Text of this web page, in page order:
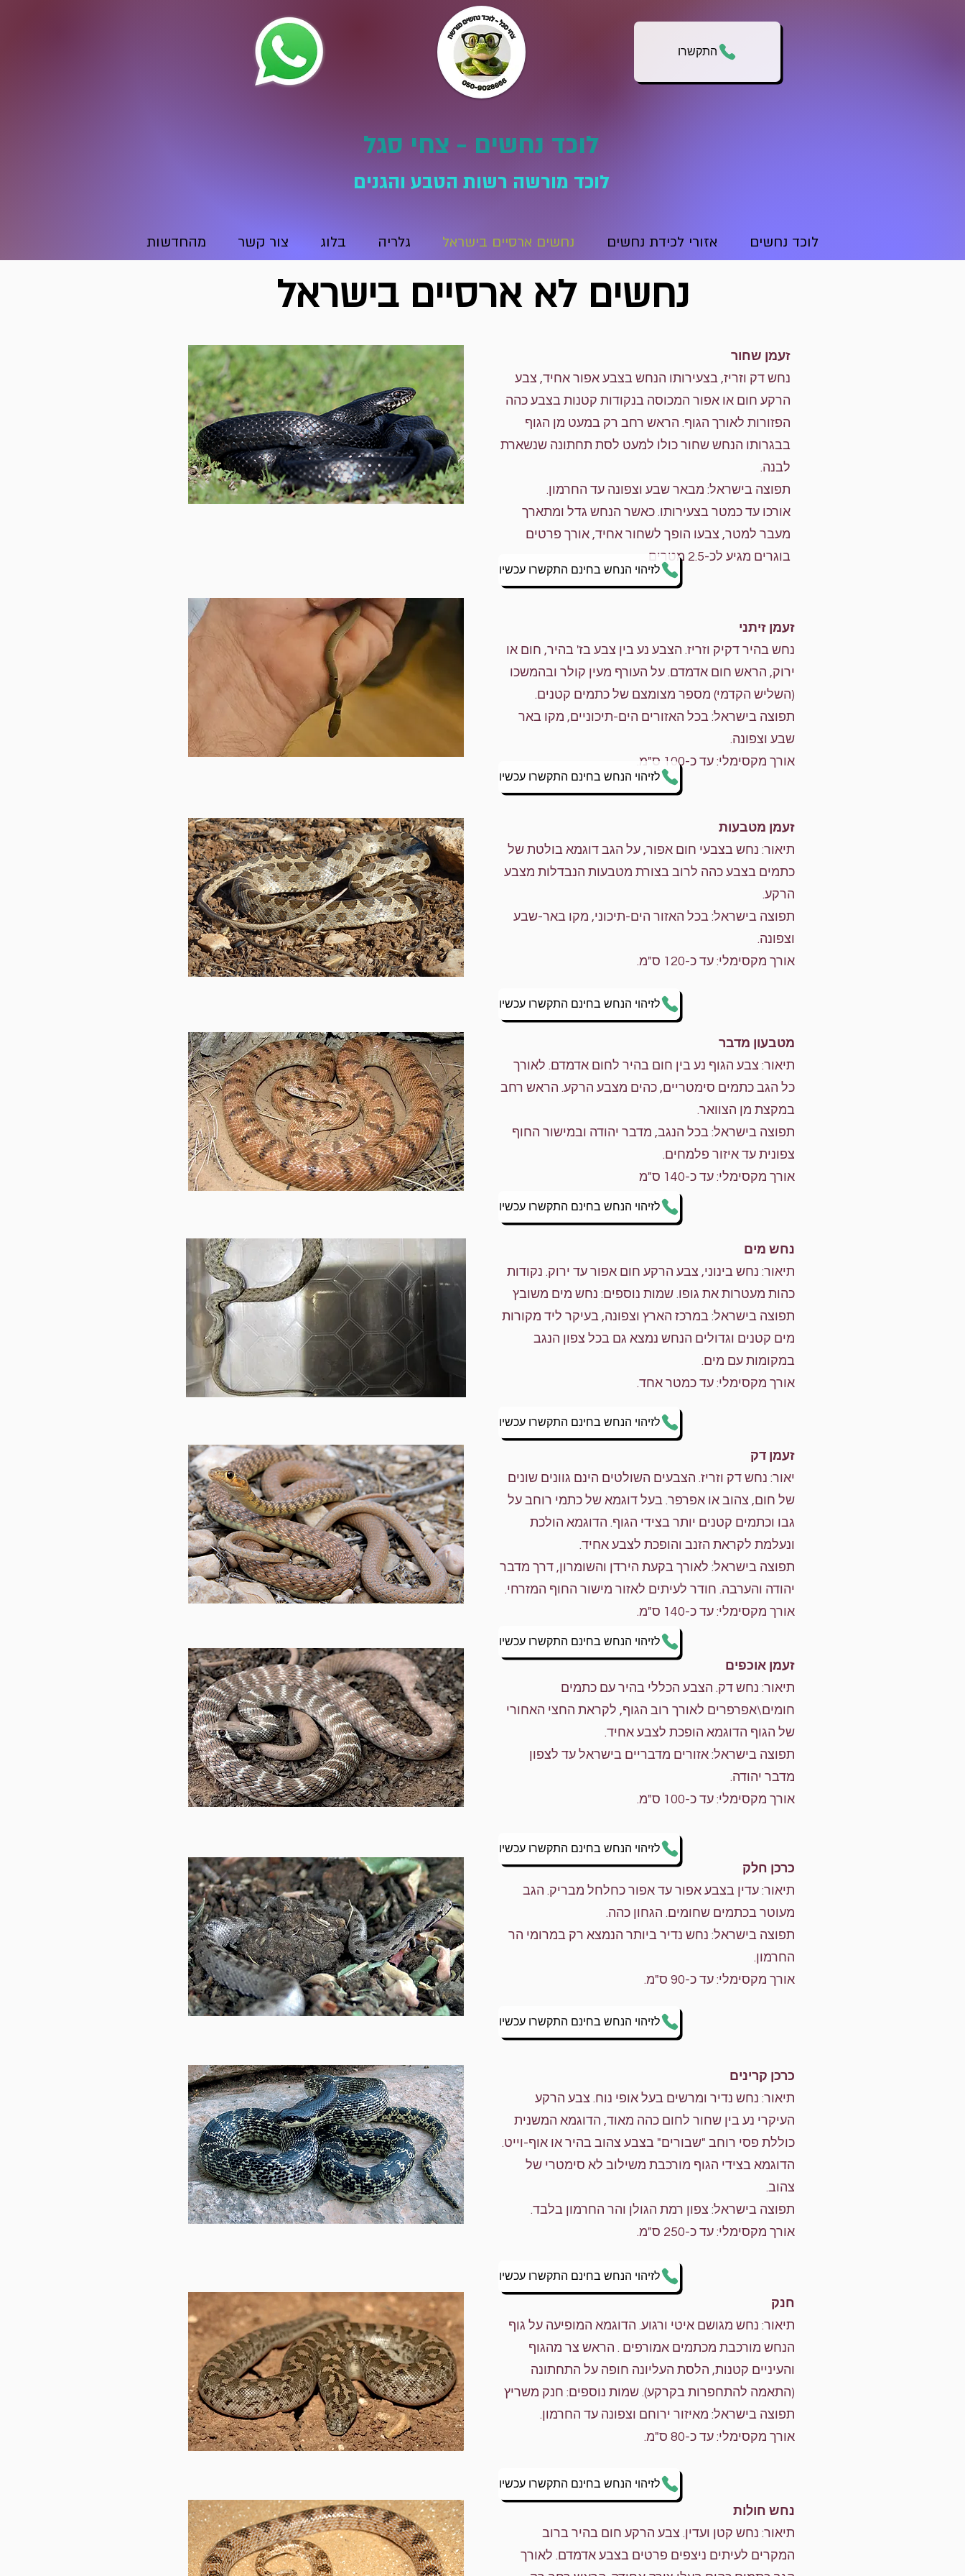
התקשרו
לוכד נחשים - צחי סגל
לוכד מורשה רשות הטבע והגנים
לוכד נחשים אזורי לכידת נחשים נחשים ארסיים בישראל גלריה בלוג צור קשר מהחדשות
נחשים לא ארסיים בישראל
זעמן שחור
נחש דק וזריז, בצעירותו הנחש בצבע אפור אחיד, צבע
הרקע חום או אפור המכוסה בנקודות קטנות בצבע כהה
הפזורות לאורך הגוף. הראש רחב רק במעט מן הגוף
בבגרותו הנחש שחור כולו למעט לסת תחתונה שנשארת
לבנה.
תפוצה בישראל: מבאר שבע וצפונה עד החרמון.
אורכו עד כמטר בצעירותו. כאשר הנחש גדל ומתארך
מעבר למטר, צבעו הופך לשחור אחיד, אורך פרטים
בוגרים מגיע לכ-2.5 מטרים
זעמן זיתני
נחש בהיר דקיק וזריז. הצבע נע בין צבע בז' בהיר, חום או
ירוק, הראש חום אדמדם. על העורף מעין קולר ובהמשכו
(השליש הקדמי) מספר מצומצם של כתמים קטנים.
תפוצה בישראל: בכל האזורים הים-תיכוניים, מקו באר
שבע וצפונה.
אורך מקסימלי: עד כ-100 ס"מ.
זעמן מטבעות
תיאור: נחש בצבעי חום אפור, על הגב דוגמא בולטת של
כתמים בצבע כהה לרוב בצורת מטבעות הנבדלות מצבע
הרקע.
תפוצה בישראל: בכל האזור הים-תיכוני, מקו באר-שבע
וצפונה.
אורך מקסימלי: עד כ-120 ס"מ.
לזיהוי הנחש בחינם התקשרו עכשיו
לזיהוי הנחש בחינם התקשרו עכשיו
לזיהוי הנחש בחינם התקשרו עכשיו
מטבעון מדבר
תיאור: צבע הגוף נע בין חום בהיר לחום אדמדם. לאורך
כל הגב כתמים סימטריים, כהים מצבע הרקע. הראש רחב
במקצת מן הצוואר.
תפוצה בישראל: בכל הנגב, מדבר יהודה ובמישור החוף
צפונית עד איזור פלמחים.
אורך מקסימלי: עד כ-140 ס"מ
לזיהוי הנחש בחינם התקשרו עכשיו
נחש מים
תיאור: נחש בינוני, צבע הרקע חום אפור עד ירוק. נקודות
כהות מעטרות את גופו. שמות נוספים: נחש מים משובץ
תפוצה בישראל: במרכז הארץ וצפונה, בעיקר ליד מקורות
מים קטנים וגדולים הנחש נמצא גם בכל צפון הנגב
במקומות עם מים.
אורך מקסימלי: עד כמטר אחד.
לזיהוי הנחש בחינם התקשרו עכשיו
זעמן דק
יאור: נחש דק וזריז. הצבעים השולטים הינם גוונים שונים
של חום, צהוב או אפרפר. בעל דוגמא של כתמי רוחב על
גבו וכתמים קטנים יותר בצידי הגוף. הדוגמא הולכת
ונעלמת לקראת הזנב והופכת לצבע אחיד.
תפוצה בישראל: לאורך בקעת הירדן והשומרון, דרך מדבר
יהודה והערבה. חודר לעיתים לאזור מישור החוף המזרחי.
אורך מקסימלי: עד כ-140 ס"מ.
זעמן אוכפים
תיאור: נחש דק. הצבע הכללי בהיר עם כתמים
חומים\אפרפרים לאורך רוב הגוף, לקראת החצי האחורי
של הגוף הדוגמא הופכת לצבע אחיד.
תפוצה בישראל: אזורים מדבריים בישראל עד לצפון
מדבר יהודה.
אורך מקסימלי: עד כ-100 ס"מ.
לזיהוי הנחש בחינם התקשרו עכשיו
כרכן חלק
תיאור: עדין בצבע אפור עד אפור כחלחל מבריק. הגב
מעוטר בכתמים שחומים. הגחון כהה.
תפוצה בישראל: נחש נדיר ביותר הנמצא רק במרומי הר
החרמון.
אורך מקסימלי: עד כ-90 ס"מ.
לזיהוי הנחש בחינם התקשרו עכשיו
לזיהוי הנחש בחינם התקשרו עכשיו
כרכן קרינים
תיאור: נחש נדיר ומרשים בעל אופי נוח. צבע הרקע
העיקרי נע בין שחור לחום כהה מאוד, הדוגמא המשנית
כוללת פסי רוחב "שבורים" בצבע צהוב בהיר או אוף-וייט.
הדוגמא בצידי הגוף מורכבת משילוב לא סימטרי של
צהוב.
תפוצה בישראל: צפון רמת הגולן והר החרמון בלבד.
אורך מקסימלי: עד כ-250 ס"מ.
לזיהוי הנחש בחינם התקשרו עכשיו
חנק
תיאור: נחש מגושם איטי ורגוע. הדוגמא המופיעה על גוף
הנחש מורכבת מכתמים אמורפים . הראש צר מהגוף
והעיניים קטנות, הלסת העליונה חופה על התחתונה
(התאמה להתחפרות בקרקע). שמות נוספים: חנק משריץ
תפוצה בישראל: מאיזור ירוחם וצפונה עד החרמון.
אורך מקסימלי: עד כ-80 ס"מ.
לזיהוי הנחש בחינם התקשרו עכשיו
נחש חולות
תיאור: נחש קטן ועדין. צבע הרקע חום בהיר ברוב
המקרים לעיתים ניצפים פרטים בצבע אדמדם. לאורך